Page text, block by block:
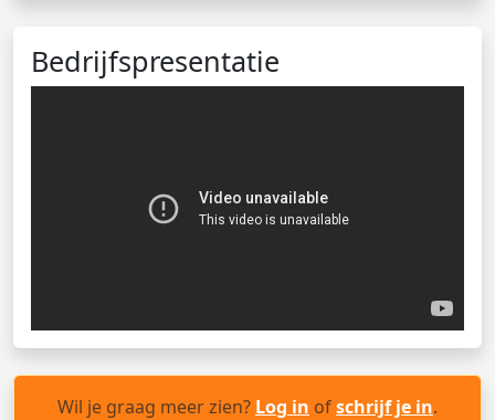
Bedrijfspresentatie
Wil je graag meer zien? Log in ofschrijf je in.